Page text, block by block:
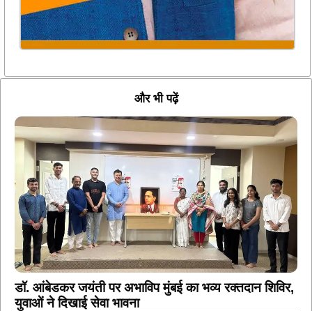
और भी पढ़ें
डॉ. आंबेडकर जयंती पर अभाविप मुंबई का भव्य रक्तदान शिविर,
युवाओं ने दिखाई सेवा भावना